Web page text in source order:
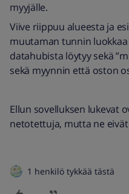
myyjälle.
Viive riippuu alueesta ja
muutaman tunnin
datahubista löytyy sekä
sekä myynnin että oston
Ellun sovelluksen lukevat
netotettuja, mutta ne
1 henkilö tykkää tästä